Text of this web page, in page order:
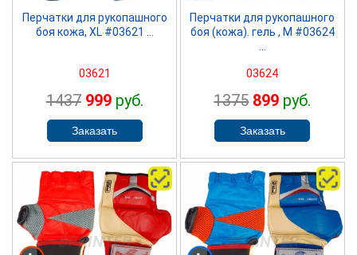
Перчатки для рукопашного
боя кожа, ХL #03621 ...
03621
1437 999руб.
Перчатки для рукопашного
боя (кожа). гель , М #03624
03624
1375 899 руб.
SPRINTER SPRINTER